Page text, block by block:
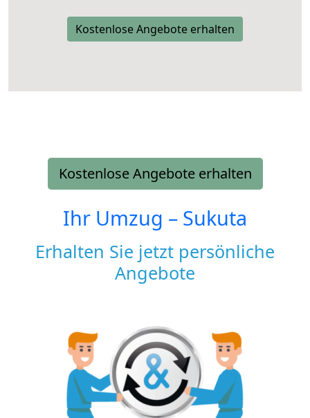
Kostenlose Angebote erhalten
Kostenlose Angebote erhalten
Ihr Umzug – Sukuta
Erhalten Sie jetzt persönliche
Angebote